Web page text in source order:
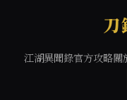
江湖異聞錄官方攻略關